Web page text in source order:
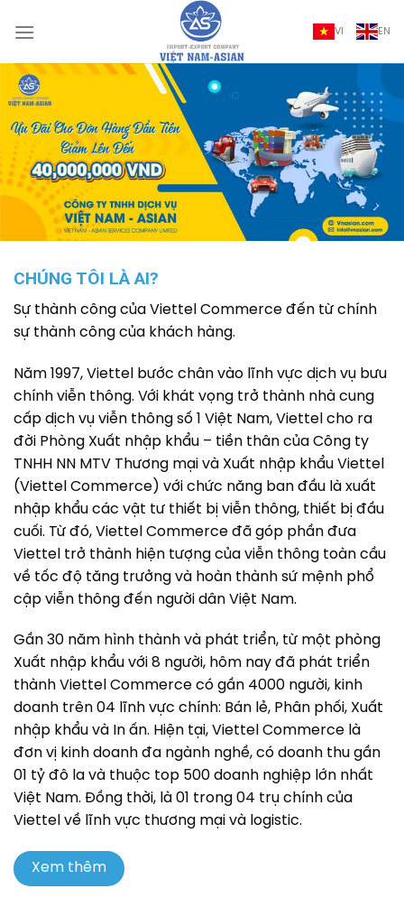
qua
dung
VI EN
CHÚNG TÔI LÀ AI?
Sự thành công của Viettel Commerce đến từ chính
sự thành công của khách hàng.
Năm 1997, Viettel bước chân vào lĩnh vực dịch vụ bưu
chính viễn thông. Với khát vọng trở thành nhà cung
cấp dịch vụ viễn thông số 1 Việt Nam, Viettel cho ra
đời Phòng Xuất nhập khẩu – tiền thân của Công ty
TNHH NN MTV Thương mại và Xuất nhập khẩu Viettel
(Viettel Commerce) với chức năng ban đầu là xuất
nhập khẩu các vật tư thiết bị viễn thông, thiết bị đầu
cuối. Từ đó, Viettel Commerce đã góp phần đưa
Viettel trở thành hiện tượng của viễn thông toàn cầu
về tốc độ tăng trưởng và hoàn thành sứ mệnh phổ
cập viễn thông đến người dân Việt Nam.
Gần 30 năm hình thành và phát triển, từ một phòng
Xuất nhập khẩu với 8 người, hôm nay đã phát triển
thành Viettel Commerce có gần 4000 người, kinh
doanh trên 04 lĩnh vực chính: Bán lẻ, Phân phối, Xuất
nhập khẩu và In ấn. Hiện tại, Viettel Commerce là
đơn vị kinh doanh đa ngành nghề, có doanh thu gần
01 tỷ đô la và thuộc top 500 doanh nghiệp lớn nhất
Việt Nam. Đồng thời, là 01 trong 04 trụ chính của
Viettel về lĩnh vực thương mại và logistic.
Xem thêm